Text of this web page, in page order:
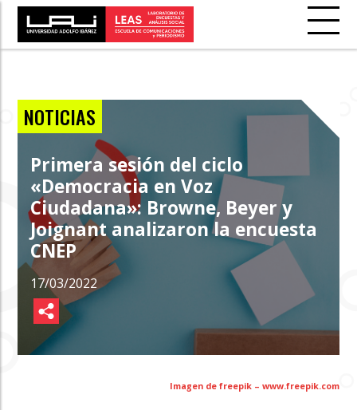
NOTICIAS
Primera sesión del ciclo
«Democracia en Voz
Ciudadana»: Browne, Beyer y
Joignant analizaron la encuesta
CNEP
17/03/2022
Imagen de freepik – www.freepik.com